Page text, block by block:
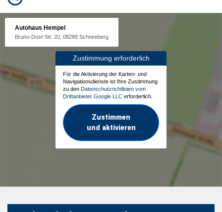
Autohaus Hempel
Bruno-Dost-Str. 20, 08289 Schneeberg
Zustimmung erforderlich
Für die Aktivierung der Karten- und
Navigationsdienste ist Ihre Zustimmung
zu den Datenschutzrichtlinien vom
Drittanbieter Google LLC erforderlich.
Zustimmen
und aktivieren